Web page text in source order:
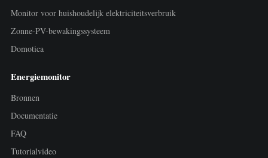
Monitor voor huishoudelijk elektriciteitsverbruik
Zonne-PV-bewakingssysteem
Domotica
Energiemonitor
Bronnen
Documentatie
FAQ
Tutorialvideo